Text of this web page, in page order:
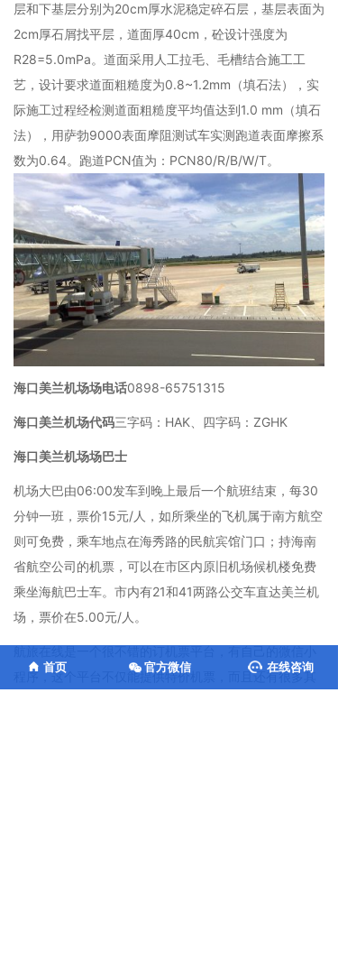
层和下基层分别为20cm厚水泥稳定碎石层，基层表面为
2cm厚石屑找平层，道面厚40cm，砼设计强度为
R28=5.0mPa。道面采用人工拉毛、毛槽结合施工工
艺，设计要求道面粗糙度为0.8~1.2mm（填石法），实
际施工过程经检测道面粗糙度平均值达到1.0 mm（填石
法），用萨勃9000表面摩阻测试车实测跑道表面摩擦系
数为0.64。跑道PCN值为：PCN80/R/B/W/T。
海口美兰机场场电话0898-65751315
海口美兰机场代码三字码：HAK、四字码：ZGHK
海口美兰机场场巴士
机场大巴由06:00发车到晚上最后一个航班结束，每30
分钟一班，票价15元/人，如所乘坐的飞机属于南方航空
则可免费，乘车地点在海秀路的民航宾馆门口；持海南
省航空公司的机票，可以在市区内原旧机场候机楼免费
乘坐海航巴士车。市内有21和41两路公交车直达美兰机
场，票价在5.00元/人。
程序，这个平台不仅能提供特价机票，而且还有很多其
官方微信
首页 在线咨询